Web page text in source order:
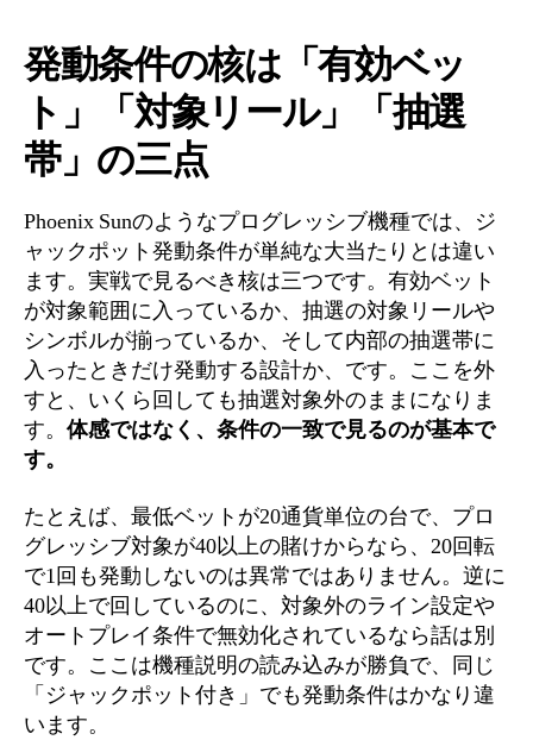
発動条件の核は「有効ベッ
ト」「対象リール」「抽選
帯」の三点
Phoenix Sunのようなプログレッシブ機種では、ジ
ャックポット発動条件が単純な大当たりとは違い
ます。実戦で見るべき核は三つです。有効ベット
が対象範囲に入っているか、抽選の対象リールや
シンボルが揃っているか、そして内部の抽選帯に
入ったときだけ発動する設計か、です。ここを外
すと、いくら回しても抽選対象外のままになりま
す。 体感ではなく、条件の一致で見るのが基本で
す。
たとえば、最低ベットが20通貨単位の台で、プロ
グレッシブ対象が40以上の賭けからなら、20回転
で1回も発動しないのは異常ではありません。逆に
40以上で回しているのに、対象外のライン設定や
オートプレイ条件で無効化されているなら話は別
です。ここは機種説明の読み込みが勝負で、同じ
「ジャックポット付き」でも発動条件はかなり違
います。